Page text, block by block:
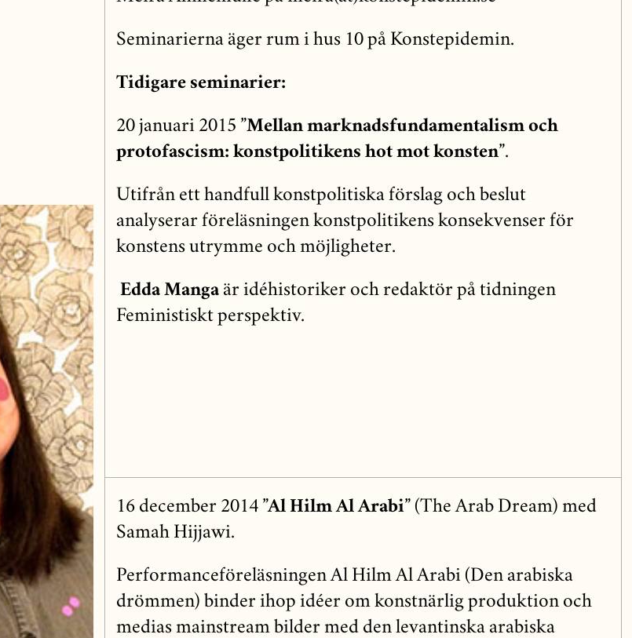
Seminarierna äger rum i hus 10 på Konstepidemin.
Tidigare seminarier:
20 januari 2015 ”Mellan marknadsfundamentalism och
protofascism: konstpolitikens hot mot konsten”.
Utifrån ett handfull konstpolitiska förslag och beslut
analyserar föreläsningen konstpolitikens konsekvenser för
konstens utrymme och möjligheter.
Edda Mangaär idéhistoriker och redaktör på tidningen
Feministiskt perspektiv.
16 december 2014 ”Al Hilm Al Arabi” (The Arab Dream) med
Samah Hijjawi.
Performanceföreläsningen Al Hilm Al Arabi (Den arabiska
drömmen) binder ihop idéer om konstnärlig produktion och
medias mainstream bilder med den levantinska arabiska